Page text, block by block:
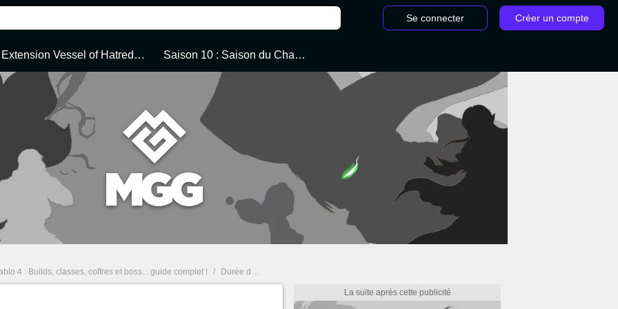
Se connecter Créer un compte
Extension Vessel of Hatred... Guide complet Saison 10 : Saison du Chaos infernal
4 : Builds, classes, coffres et boss... guide complet ! / Durée de vie Diablo 4 : Combien de temps pour terminer le jeu ?